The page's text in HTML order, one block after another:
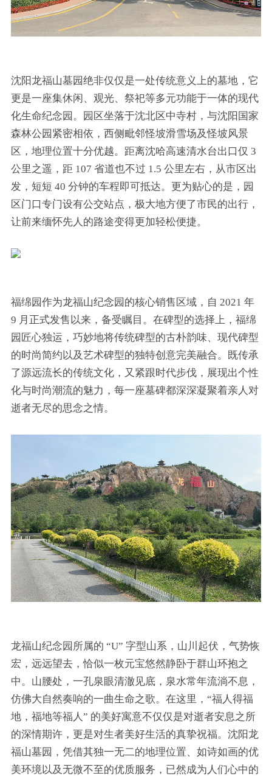
沈阳龙福山墓园绝非仅仅是一处传统意义上的墓地，它
更是一座集休闲、观光、祭祀等多元功能于一体的现代
化生命纪念园。园区坐落于沈北区中寺村，与沈阳国家
森林公园紧密相依，西侧毗邻怪坡滑雪场及怪坡风景
区，地理位置十分优越。距离沈哈高速清水台出口仅 3
公里之遥，距 107 省道也不过 1.5 公里左右，从市区出
发，短短 40 分钟的车程即可抵达。更为贴心的是，园
区门口专门设有公交站点，极大地方便了市民的出行，
让前来缅怀先人的路途变得更加轻松便捷。
福绵园作为龙福山纪念园的核心销售区域，自 2021 年
9 月正式发售以来，备受瞩目。在碑型的选择上，福绵
园匠心独运，巧妙地将传统碑型的古朴韵味、现代碑型
的时尚简约以及艺术碑型的独特创意完美融合。既传承
了源远流长的传统文化，又紧跟时代步伐，展现出个性
化与时尚潮流的魅力，每一座墓碑都深深凝聚着亲人对
逝者无尽的思念之情。
龙福山纪念园所属的 “U” 字型山系，山川起伏，气势恢
宏，远远望去，恰似一枚元宝悠然静卧于群山环抱之
中。山腰处，一孔泉眼清澈见底，泉水常年流淌不息，
仿佛大自然奏响的一曲生命之歌。在这里，“福人得福
地，福地等福人” 的美好寓意不仅仅是对逝者安息之所
的深情期许，更是对生者美好生活的真挚祝福。沈阳龙
福山墓园，凭借其独一无二的地理位置、如诗如画的优
美环境以及无微不至的优质服务，已然成为人们心中的